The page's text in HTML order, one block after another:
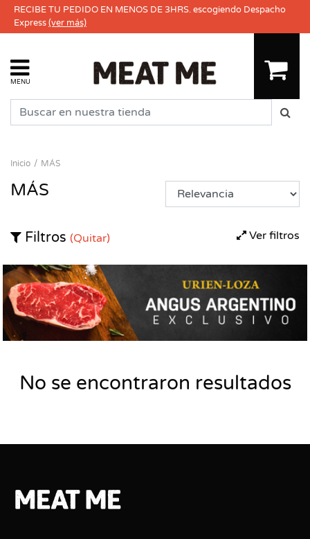
RECIBE TU PEDIDO EN MENOS DE 3HRS. escogiendo Despacho
Express(ver más)
MENU
Inicio MÁS
MÁS
Ver filtros
Filtros (Quitar)
No se encontraron resultados